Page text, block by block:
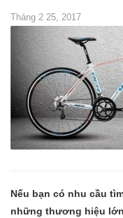
Tháng 2 25, 2017
Nếu bạn có nhu cầu
những thương hiệu